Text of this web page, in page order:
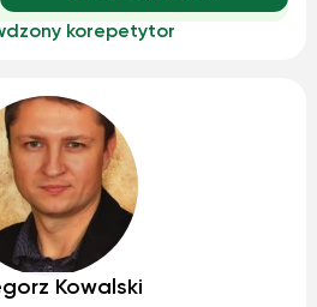
korepetytor
Kowalski